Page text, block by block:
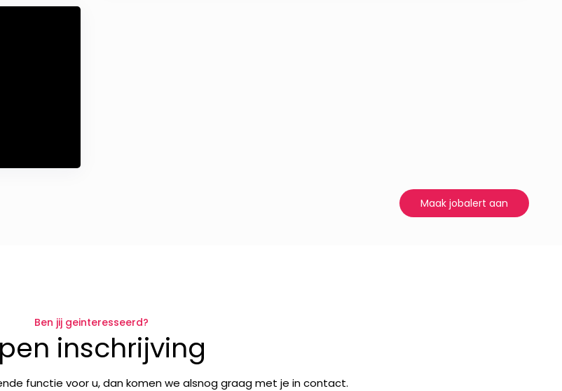
Maak jobalert aan
Ben jij geinteresseerd?
inschrijving
functie voor u, dan komen we alsnog graag met je in contact.